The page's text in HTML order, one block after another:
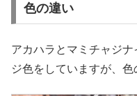
色の違い
アカハラとマミチャジ
ジ色をしていますが、色